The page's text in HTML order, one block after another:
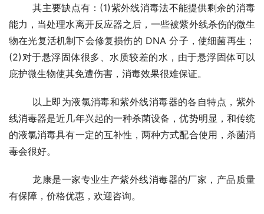
	其主要缺点有：(1)紫外线消毒法不能提供剩余的消毒
能力，当处理水离开反应器之后，一些被紫外线杀伤的微生
物在光复活机制下会修复损伤的 DNA 分子，使细菌再生；
(2)对于悬浮固体很多、水质较差的水，由于悬浮固体可以
庇护微生物使其免遭伤害，消毒效果很难保证。
线消毒器是近几年兴起的一种杀菌设备，优势明显，和传统
的液氯消毒具有一定的互补性，两种方式配合使用，杀菌消
毒会很好。
	龙康是一家专业生产紫外线消毒器的厂家，产品质量
有保障，价格优惠，欢迎咨询。